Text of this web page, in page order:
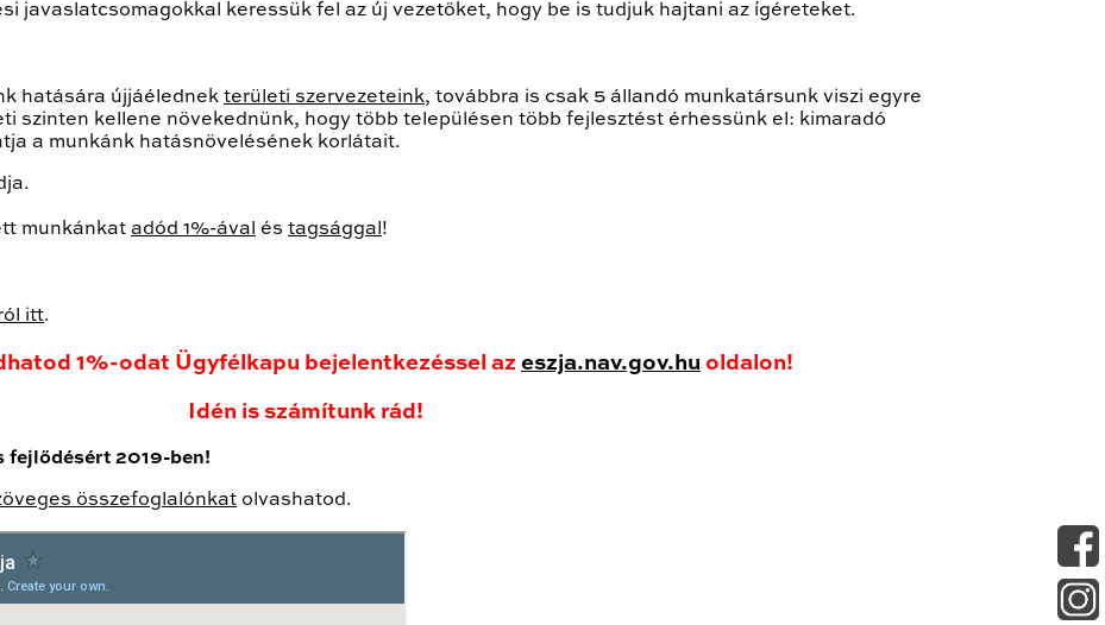
javaslatcsomagokkal keressük fel az új vezetőket, hogy be is tudjuk hajtani az ígéreteket.
hatására újjáélednek területi szervezeteink, továbbra is csak 5 állandó munkatársunk viszi egyre
szinten kellene növekednünk, hogy több településen több fejlesztést érhessünk el: kimaradó
a munkánk hatásnövelésének korlátait.
munkánkat adód 1%-ával és tagsággal!
itt.
1%-odat Ügyfélkapu bejelentkezéssel az eszja.nav.gov.hu oldalon!
Idén is számítunk rád!
fejlődésért 2019-ben!
összefoglalónkat olvashatod.